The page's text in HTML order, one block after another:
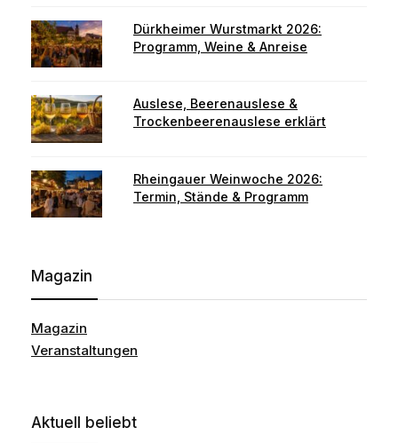
Dürkheimer Wurstmarkt 2026:
Programm, Weine & Anreise
Auslese, Beerenauslese &
Trockenbeerenauslese erklärt
Rheingauer Weinwoche 2026:
Termin, Stände & Programm
Magazin
Magazin
Veranstaltungen
Aktuell beliebt